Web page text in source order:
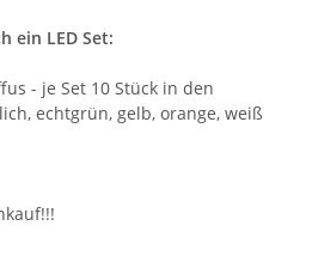
ein LED Set:
- je Set 10 Stück in den
echtgrün, gelb, orange, weiß